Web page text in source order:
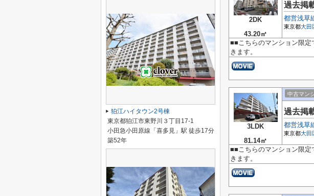
2DK
43.20㎡
過去掲
都営浅草
東京都大田
■■こちらのマンション限
きます。
3LDK
81.14㎡
中古マン
過去掲
都営浅草
東京都大田
■■こちらのマンション限
きます。
狛江ハイタウン2号棟
東京都狛江市東野川３丁目17-1
小田急小田原線「喜多見」駅 徒歩17分
築52年